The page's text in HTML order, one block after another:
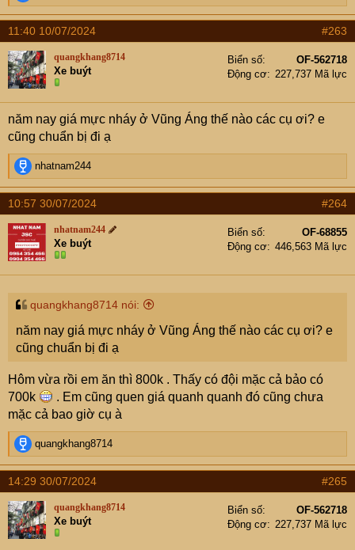
e
a
c
t
i
o
n
s
:
11:40 10/07/2024 #263
quangkhang8714
Xe buýt
Biển số
OF-562718
Động cơ
227,737 Mã lực
năm nay giá mực nháy ở Vũng Áng thế nào các cụ ơi? e
cũng chuẩn bị đi ạ
R
e
a
t
i
o
n
s
nhatnam244
10:57 30/07/2024 #264
nhatnam244
Xe buýt
Biển số
OF-68855
Động cơ
446,563 Mã lực
quangkhang8714 nói:
năm nay giá mực nháy ở Vũng Áng thế nào các cụ ơi? e
cũng chuẩn bị đi ạ
Hôm vừa rồi em ăn thì 800k . Thấy có đội mặc cả bảo có
700k
. Em cũng quen giá quanh quanh đó cũng chưa
mặc cả bao giờ cụ à
R
e
a
c
t
i
o
n
quangkhang8714
14:29 30/07/2024 #265
quangkhang8714
Xe buýt
Biển số
OF-562718
Động cơ
227,737 Mã lực